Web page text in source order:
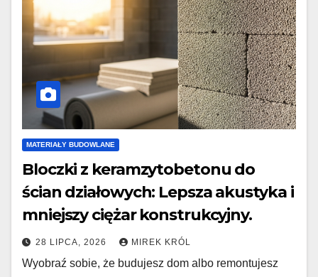
MATERIAŁY BUDOWLANE
Bloczki z keramzytobetonu do
ścian działowych: Lepsza akustyka i
mniejszy ciężar konstrukcyjny.
28 LIPCA, 2026 MIREK KRÓL
Wyobraź sobie, że budujesz dom albo remontujesz